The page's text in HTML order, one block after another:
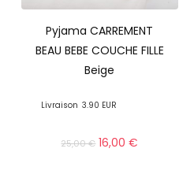
Pyjama CARREMENT
BEAU BEBE COUCHE FILLE
Beige
Livraison 3.90 EUR
25,00€ 16,00€